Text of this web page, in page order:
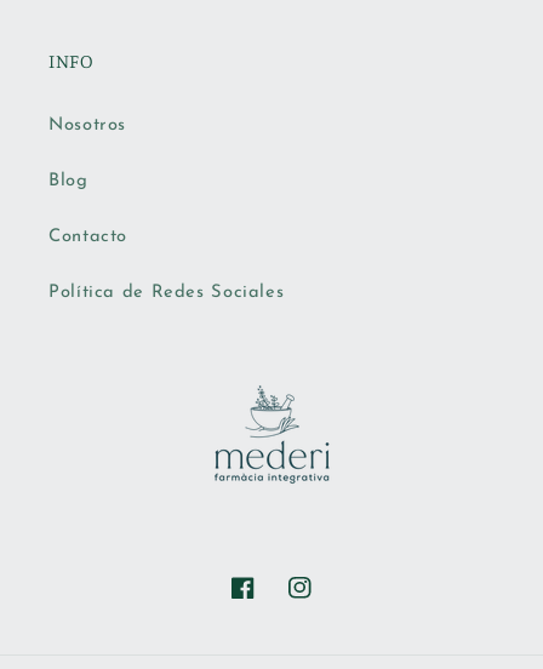
INFO
Nosotros
Blog
Contacto
Política de Redes Sociales
FacebookInstagram